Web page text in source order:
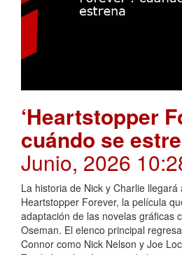
‘Heartstopper
cuándo se
Junio, 2026
La historia de Nick y Charlie llegará
Heartstopper Forever, la película
adaptación de las novelas gráficas
Oseman. El elenco principal
Connor como Nick Nelson y Joe